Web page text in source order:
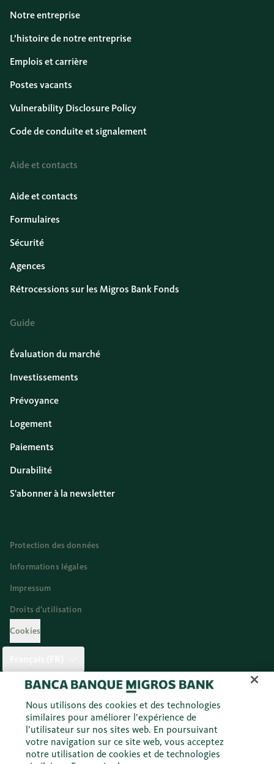
Notre entreprise
L’histoire de notre entreprise
Emplois et carrière
Postes vacants
Vulnerability Disclosure Policy
Code de conduite et signalement
Aide et contacts
Aide et contacts
Formulaires
Sécurité
Agences
Rétrocessions sur les Migros Bank Fonds
Guide
Évaluation du marché
Investissements
Prévoyance
Logement
Paiements
Durabilité
S'abonner à la newsletter
Protection des données
Informations légales
Impressum
Droits d’utilisation
Cookies
Twitter Facebook Instagram Youtube
© 2026 Banque Migros SA
Nous utilisons des cookies et des technologies
similaires pour améliorer l’expérience de
l’utilisateur sur nos sites web. En poursuivant
votre navigation sur ce site web, vous acceptez
notre utilisation de cookies et de technologies